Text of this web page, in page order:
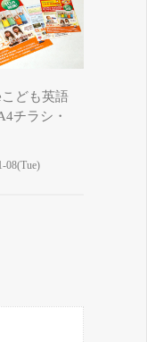
こども英語
チラシ・
08(Tue)